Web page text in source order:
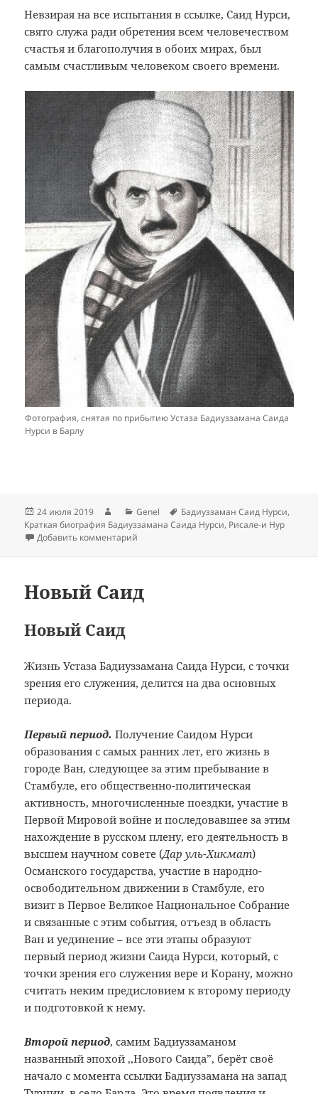
Невзирая на все испытания в ссылке, Саид Нурси,
свято служа ради обретения всем человечеством
счастья и благополучия в обоих мирах, был
самым счастливым человеком своего времени.
Фотография, снятая по прибытию Устаза Бадиуззамана Саида
Нурси в Барлу
Опубликовано
24 июля 2019 АвторРубрики
Genel Метки
Бадиуззаман Саид Нурси,
Краткая биография Бадиуззамана Саида Нурси, Рисале-и Нур
Добавить комментарий
Новый Саид
Новый Саид
Жизнь Устаза Бадиуззамана Саида Нурси, с точки
зрения его служения, делится на два основных
периода.
Первый период. Получение Саидом Нурси
образования с самых ранних лет, его жизнь в
городе Ван, следующее за этим пребывание в
Стамбуле, его общественно-политическая
активность, многочисленные поездки, участие в
Первой Мировой войне и последовавшее за этим
нахождение в русском плену, его деятельность в
высшем научном совете (Дар уль-Хикмат)
Османского государства, участие в народно-
освободительном движении в Стамбуле, его
визит в Первое Великое Национальное Собрание
и связанные с этим события, отъезд в область
Ван и уединение – все эти этапы образуют
первый период жизни Саида Нурси, который, с
точки зрения его служения вере и Корану, можно
считать неким предисловием к второму периоду
и подготовкой к нему.
Второй период, самим Бадиуззаманом
названный эпохой ,,Нового Саида”, берёт своё
начало с момента ссылки Бадиуззамана на запад